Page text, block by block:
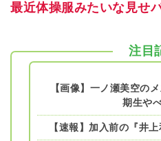
最近体操服みたいな見せ
注目
【画像】一ノ瀬美空の
期生や
【速報】加入前の『井